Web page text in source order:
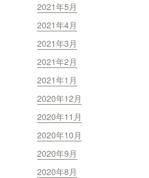
2021年5月
2021年4月
2021年3月
2021年2月
2021年1月
2020年12月
2020年11月
2020年10月
2020年9月
2020年8月